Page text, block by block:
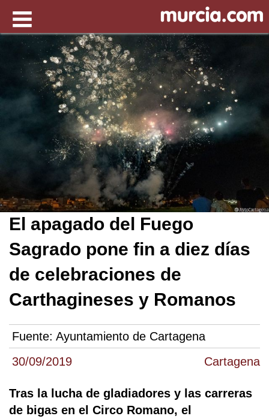
30/09/2019 Cartagena
El apagado del Fuego
Sagrado pone fin a diez días
de celebraciones de
Carthagineses y Romanos
Fuente: Ayuntamiento de Cartagena
Tras la lucha de gladiadores y las carreras
de bigas en el Circo Romano, el